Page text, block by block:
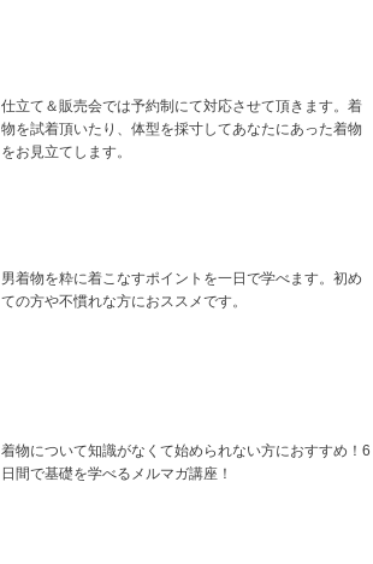
仕立て＆販売会では予約制にて対応させて頂きます。着
物を試着頂いたり、体型を採寸してあなたにあった着物
をお見立てします。
男着物を粋に着こなすポイントを一日で学べます。初め
ての方や不慣れな方におススメです。
着物について知識がなくて始められない方におすすめ！6
日間で基礎を学べるメルマガ講座！